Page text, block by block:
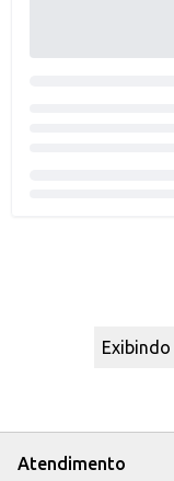
Exibindo
Atendimento